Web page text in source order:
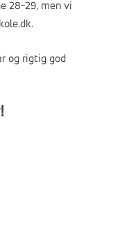
28-29, men vi
og rigtig god